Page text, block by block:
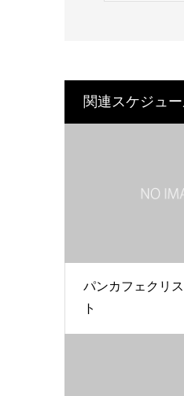
関連スケジュ
パンカフェクリ
ト